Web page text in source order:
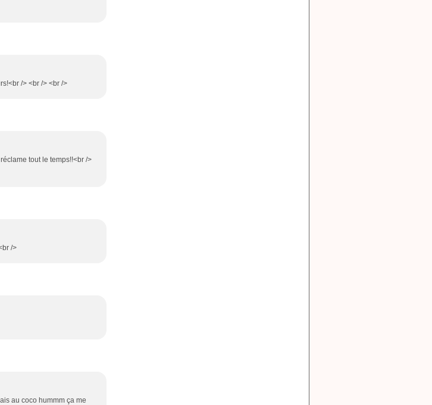
/> <br /> <br />
tout le temps!!<br />
/>
au coco hummm ça me